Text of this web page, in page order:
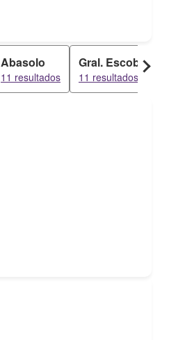
Abasolo
11 resultados
Gral. Escobedo
11 resultados